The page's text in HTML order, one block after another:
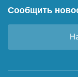
Сообщить